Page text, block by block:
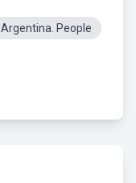
Argentina. People